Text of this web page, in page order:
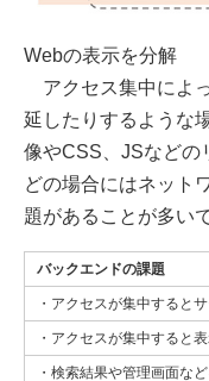
Webの表示を分解
アクセス集中によ
延したりするような
像やCSS、JSなどの
どの場合にはネット
題があることが多い
バックエンドの課題
・アクセスが集中すると
・アクセスが集中すると
・検索結果や管理画面な